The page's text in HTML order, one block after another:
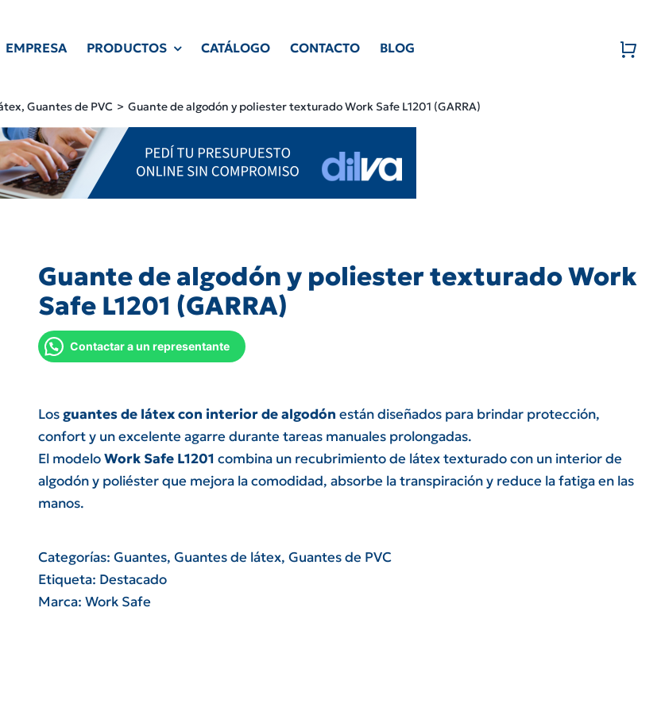
EMPRESA PRODUCTOS CATÁLOGO CONTACTO BLOG
Guantes de PVC Guante de algodón y poliester texturado Work Safe L1201 (GARRA)
Guante de algodón y poliester texturado Work
Safe L1201 (GARRA)
Contactar a un representante
Los guantes de látex con interior de algodón están diseñados para brindar protección,
confort y un excelente agarre durante tareas manuales prolongadas.
El modeloWork Safe L1201 combina un recubrimiento de látex texturado con un interior de
algodón y poliéster que mejora la comodidad, absorbe la transpiración y reduce la fatiga en las
manos.
Categorías: Guantes, Guantes de látex, Guantes de PVC
Etiqueta: Destacado
Marca: Work Safe